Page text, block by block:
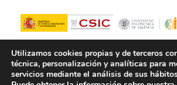
Utilizamos cookies propias y de terceros
técnica, personalización y analíticas para
servicios mediante el análisis de sus